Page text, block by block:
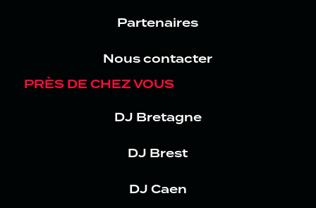
Partenaires
Nous contacter
PRÈS DE CHEZ VOUS
DJ Bretagne
DJ Brest
DJ Caen